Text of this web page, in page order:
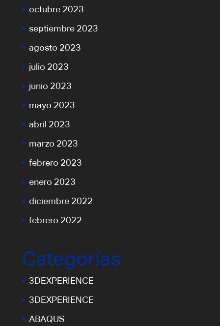
octubre 2023
septiembre 2023
agosto 2023
julio 2023
junio 2023
mayo 2023
abril 2023
marzo 2023
febrero 2023
enero 2023
diciembre 2022
febrero 2022
Categorías
3DEXPERIENCE
3DEXPERIENCE
ABAQUS